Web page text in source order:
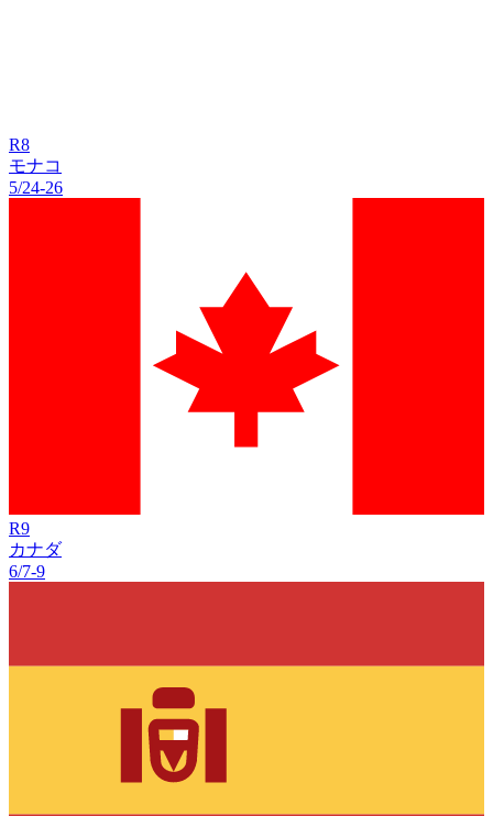
R8
モナコ
5/24-26
R9
カナダ
6/7-9